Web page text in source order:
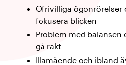
Ofrivilliga ögonrörelser
fokusera blicken
Problem med balansen
gå rakt
Illamående och ibland